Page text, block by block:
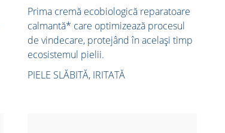
Prima cremă ecobiologică reparatoare
calmantă* care optimizează procesul
de vindecare, protejând în același timp
ecosistemul pielii.
PIELE SLĂBITĂ, IRITATĂ